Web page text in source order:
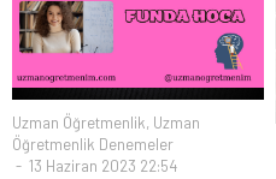
Uzman Öğretmenlik, Uzman
Öğretmenlik Denemeler
13 Haziran 2023 22:54